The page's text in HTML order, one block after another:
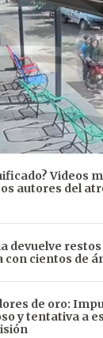
Videos
autores del
devuelve
con cientos de
de oro:
y tentativa a